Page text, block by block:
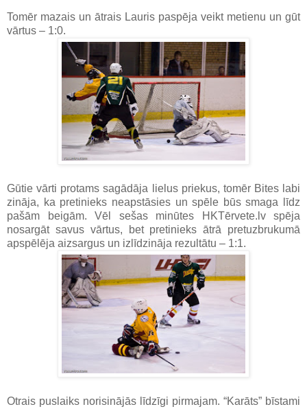
Tomēr mazais un ātrais Lauris paspēja veikt metienu un gūt
vārtus – 1:0.
Gūtie vārti protams sagādāja lielus priekus, tomēr Bites labi
zināja, ka pretinieks neapstāsies un spēle būs smaga līdz
pašām beigām. Vēl sešas minūtes HKTērvete.lv spēja
nosargāt savus vārtus, bet pretinieks ātrā pretuzbrukumā
apspēlēja aizsargus un izlīdzināja rezultātu – 1:1.
Otrais puslaiks norisinājās līdzīgi pirmajam. “Karāts” bīstami